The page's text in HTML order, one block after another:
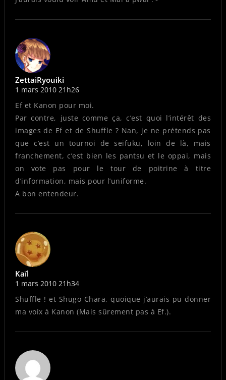
ZettaiRyouiki
1 mars 2010 21h26
Ef et Kanon pour moi.
Par contre, juste comme ça, c’est quoi l’intérêt des
images de Ef et de Shuffle ? Nan, je ne prétends pas
que c’est un tournoi de seifuku, loin de là, mais
franchement, c’est bien les pantsu et le oppai, mais
on vote pas pour le tour de poitrine à titre
d’information, mais pour l’uniforme.
A bon entendeur.
Kaïl
1 mars 2010 21h34
Shuffle ! et Shugo Chara, quoique j’aurais pu donner
ma voix à Kanon (Mais sûrement pas à Ef.).